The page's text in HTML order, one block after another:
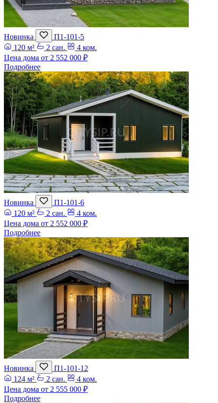
Новинка
П1-101-5
120 м²
2 сан.
4 ком.
Цена дома от 2 552 000 ₽
Подробнее
Новинка
П1-101-6
120 м²
2 сан.
4 ком.
Цена дома от 2 552 000 ₽
Подробнее
Новинка
П1-101-12
124 м²
2 сан.
4 ком.
Цена дома от 2 555 000 ₽
Подробнее